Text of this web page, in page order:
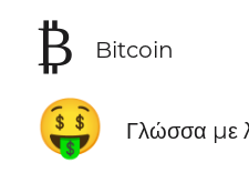
₿ Bitcoin
🤑 Γλώσσα με